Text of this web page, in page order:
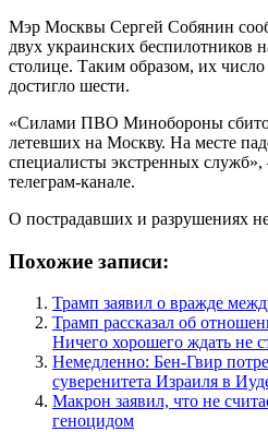
Мэр Москвы Сергей Собянин
двух украинских беспилотников
столице. Таким образом, их число
достигло шести.
«Силами ПВО Минобороны сбито
летевших на Москву. На месте
специалисты экстренных
телеграм-канале.
О пострадавших и разрушениях
Похожие записи:
Трамп заявил о вражде
Трамп рассказал об
Ничего хорошего ждать не
Немедленно: Бен-Гвир
суверенитета Израиля в
Макрон заявил, что не
геноцидом